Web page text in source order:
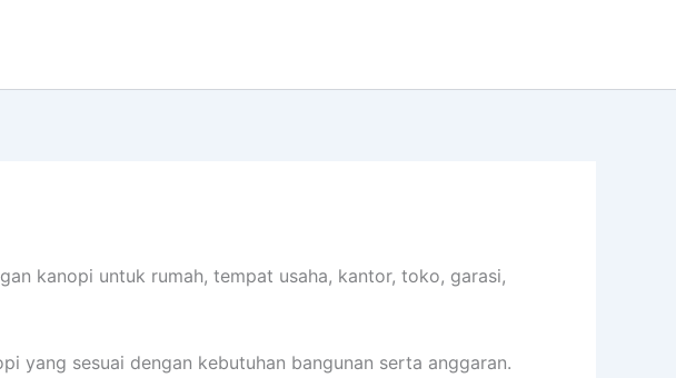
kanopi untuk rumah, tempat usaha, kantor, toko, garasi,
yang sesuai dengan kebutuhan bangunan serta anggaran.